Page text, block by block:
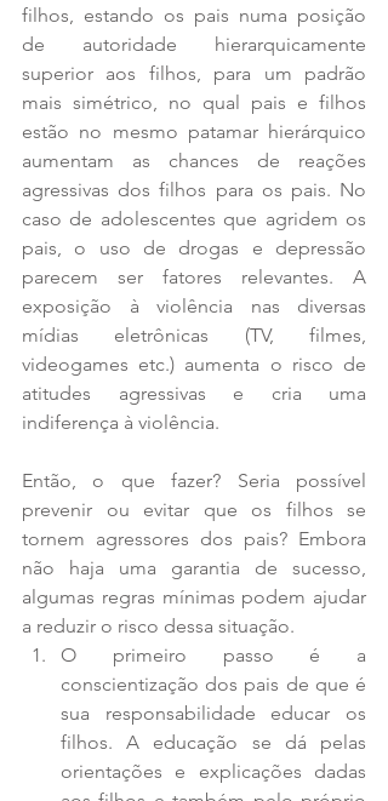
filhos, estando os pais numa posição
de autoridade hierarquicamente
superior aos filhos, para um padrão
mais simétrico, no qual pais e filhos
estão no mesmo patamar hierárquico
aumentam as chances de reações
agressivas dos filhos para os pais. No
caso de adolescentes que agridem os
pais, o uso de drogas e depressão
parecem ser fatores relevantes. A
exposição à violência nas diversas
mídias eletrônicas (TV, filmes,
videogames etc.) aumenta o risco de
atitudes agressivas e cria uma
indiferença à violência.
Então, o que fazer? Seria possível
prevenir ou evitar que os filhos se
tornem agressores dos pais? Embora
não haja uma garantia de sucesso,
algumas regras mínimas podem ajudar
a reduzir o risco dessa situação.
O primeiro passo é a
conscientização dos pais de que é
sua responsabilidade educar os
filhos. A educação se dá pelas
orientações e explicações dadas